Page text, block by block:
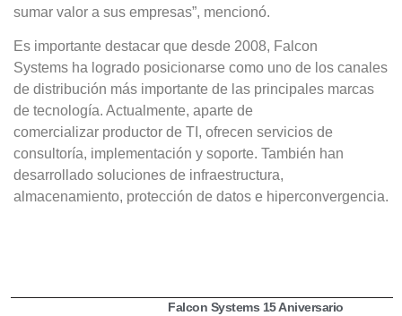
sumar valor a sus empresas”, mencionó.
Es importante destacar que desde 2008, Falcon
Systems ha logrado posicionarse como uno de los canales
de distribución más importante de las principales marcas
de tecnología. Actualmente, aparte de
comercializar productor de TI, ofrecen servicios de
consultoría, implementación y soporte. También han
desarrollado soluciones de infraestructura,
almacenamiento, protección de datos e hiperconvergencia.
Falcon Systems 15 Aniversario